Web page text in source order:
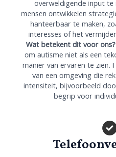
overweldigende input te
mensen ontwikkelen
hanteerbaar te maken,
interesses of het
Wat betekent dit voor ons?
om autisme niet als een
manier van ervaren te zien.
van een omgeving die
intensiteit, bijvoorbeeld
begrip voor